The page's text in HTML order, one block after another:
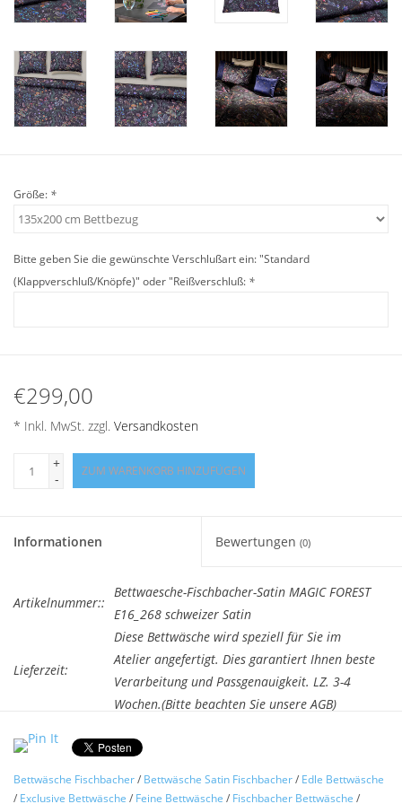
Angebote
Info-Service
Geprüfter Webshop
Vertrag widerrufen
Tel.0049(0)7322-919376
Größe: *
Bitte geben Sie die gewünschte Verschlußart ein: "Standard
(Klappverschluß/Knöpfe)" oder "Reißverschluß: *
€299,00
* Inkl. MwSt. zzgl. Versandkosten
+
-
ZUM WARENKORB HINZUFÜGEN
Informationen Bewertungen (0)
Artikelnummer::
Bettwaesche-Fischbacher-Satin MAGIC FOREST
E16_268 schweizer Satin
Lieferzeit:
Diese Bettwäsche wird speziell für Sie im
Atelier angefertigt. Dies garantiert Ihnen beste
Verarbeitung und Passgenauigkeit. LZ. 3-4
Wochen.(Bitte beachten Sie unsere AGB)
2 für je €284,05 kaufen und 5% sparen
Satin Bettwäsche
Christian Fischbacher(Atelier Bettwäsche von
Bettwäsche Fischbacher/ Bettwäsche Satin Fischbacher/ Edle Bettwäsche
/ Exclusive Bettwäsche / Feine Bettwäsche / Fischbacher Bettwäsche /